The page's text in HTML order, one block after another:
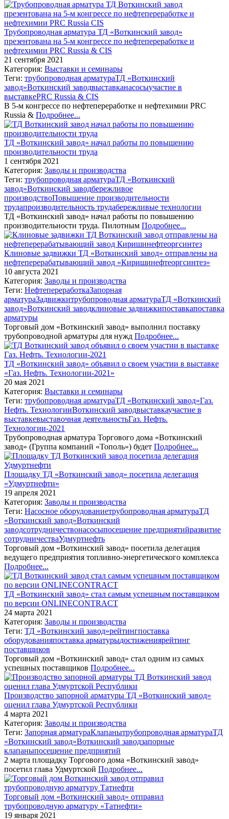
Трубопроводная арматура ТД «Воткинский завод»
презентована на 5-м конгрессе по нефтепереработке и
нефтехимии PRC Russia & CIS
21 сентября 2021
Категория: Выставки и семинары
Теги: трубопроводная арматураТД «Воткинский
завод»Воткинский заводвыставканасосыучастие в
выставкеPRC Russia & CIS
В 5-м конгрессе по нефтепереработке и нефтехимии PRC
Russia & Подробнее...
ТД «Воткинский завод» начал работы по повышению
производительности труда
1 сентября 2021
Категория: Заводы и производства
Теги: трубопроводная арматураТД «Воткинский
завод»Воткинский заводбережливое
производствоПовышение производительности
трудапроизводительность трудабережливые технологии
ТД «Воткинский завод» начал работы по повышению
производительности труда. Пилотным Подробнее...
Клиновые задвижки ТД «Воткинский завод» отправлены на
нефтеперерабатывающий завод «Киришинефтеоргсинтез»
10 августа 2021
Категория: Заводы и производства
Теги: НефтепереработкаЗапорная
арматураЗадвижкитрубопроводная арматураТД «Воткинский
завод»Воткинский заводклиновые задвижкипоставкапоставка
арматуры
Торговый дом «Воткинский завод» выполнил поставку
трубопроводной арматуры для нужд Подробнее...
ТД «Воткинский завод» объявил о своем участии в выставке
«Газ. Нефть. Технологии-2021»
20 мая 2021
Категория: Выставки и семинары
Теги: трубопроводная арматураТД «Воткинский завод»Газ.
Нефть. ТехнологииВоткинский заводвыставкаучастие в
выставкевыставочная деятельностьГаз. Нефть.
Технологии-2021
Трубопроводная арматура Торгового дома «Воткинский
завод» (Группа компаний «Тополь») будет Подробнее...
Площадку ТД «Воткинский завод» посетила делегация
«Удмуртнефти»
19 апреля 2021
Категория: Заводы и производства
Теги: Насосное оборудованиетрубопроводная арматураТД
«Воткинский завод»Воткинский
заводсотрудничествонасосыпосещение предприятийразвитие
сотрудничестваУдмуртнефть
Торговый дом «Воткинский завод» посетила делегация
ведущего предприятия топливно-энергетического комплекса
Подробнее...
ТД «Воткинский завод» стал самым успешным поставщиком
по версии ONLINECONTRACT
24 марта 2021
Категория: Заводы и производства
Теги: ТД «Воткинский завод»рейтингпоставка
оборудованияпоставка арматурыдостижениярейтинг
поставщиков
Торговый дом «Воткинский завод» стал одним из самых
успешных поставщиков Подробнее...
Производство запорной арматуры ТД «Воткинский завод»
оценил глава Удмуртской Республики
4 марта 2021
Категория: Заводы и производства
Теги: Запорная арматураКлапанытрубопроводная арматураТД
«Воткинский завод»Воткинский заводзапорные
клапаныпосещение предприятий
2 марта площадку Торгового дома «Воткинский завод»
посетил глава Удмуртской Подробнее...
Торговый дом «Воткинский завод» отправил
трубопроводную арматуру «Татнефти»
19 января 2021